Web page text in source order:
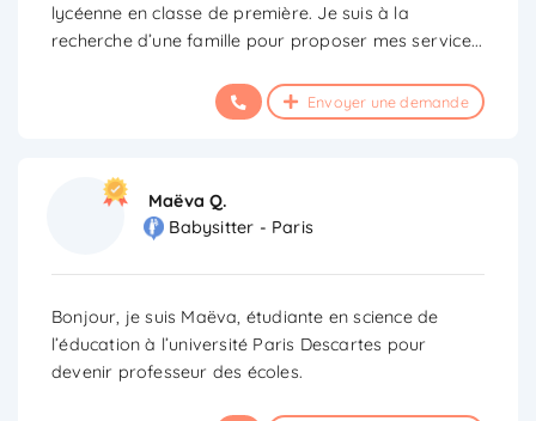
lycéenne en classe de première. Je suis à la
recherche d’une famille pour proposer mes service...
Envoyer une demande
Maëva Q.
Babysitter - Paris
Bonjour, je suis Maëva, étudiante en science de
l’éducation à l’université Paris Descartes pour
devenir professeur des écoles.